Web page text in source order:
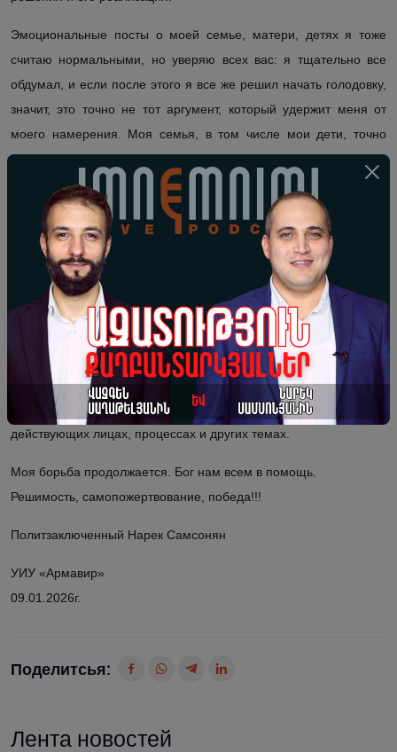
Эмоциональные посты о моей семье, матери, детях я тоже
считаю нормальными, но уверяю всех вас: я тщательно все
обдумал, и если после этого я все же решил начать голодовку,
значит, это точно не тот аргумент, который удержит меня от
моего намерения. Моя семья, в том числе мои дети, точно
будут жить с высоко поднятой головой и уверенно поддержат
осуществлении этого решения.
Призываю всех неравнодушных людей вместо просьб
прекращении голодовки
поднять свой голос
говоря о преступных властях и их позорных деяниях,
приводитьвсем мой
пример. Такие проявления поддержки
будут для меня большой помощью, за что я заранее
благодарен всем вам.
течениеголодовки я планирую в ежедневном режиме
выступать с публичными статьями о политической ситуации,
действующих лицах, процессах и других темах.
Моя борьба продолжается. Бог нам всем в помощь.
Решимость, самопожертвование, победа!!!
Политзаключенный Нарек Самсонян
УИУ «Армавир»
09.01.2026г.
Поделитсья:
Лента новостей